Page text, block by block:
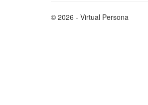
© 2026 - Virtual Persona